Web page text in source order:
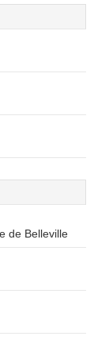
de Belleville